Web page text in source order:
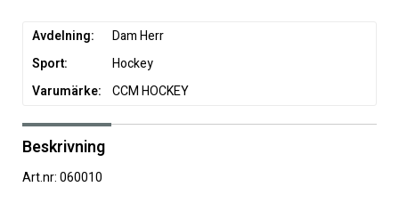
Avdelning
Dam Herr
Sport
Hockey
Varumärke
CCM HOCKEY
Beskrivning
Art.nr: 060010